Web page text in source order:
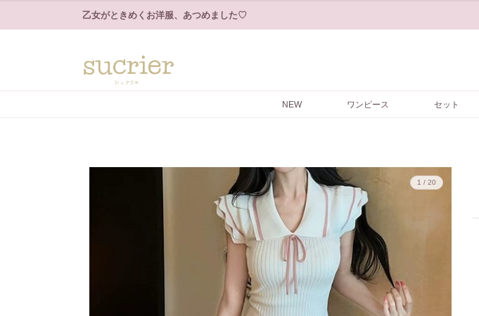
乙女がときめくお洋服、あつめました♡
NEW ワンピース セット
1 / 20